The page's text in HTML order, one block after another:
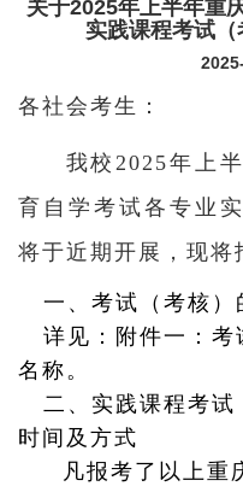
关于2025年上半年重
实践课程考试
各社会考生：
我校2025年上半
育自学考试各专业
将于近期开展，现将
一、考试（考核）
详见：附件一：考
名称。
二、实践课程考试
时间及方式
凡报考了以上重